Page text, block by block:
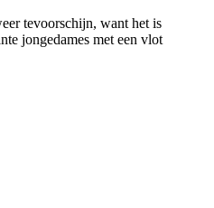
tevoorschijn, want het is
jongedames met een vlot